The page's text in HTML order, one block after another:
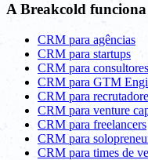
A Breakcold
CRM para agências
CRM para startups
CRM para consultores
CRM para GTM
CRM para
CRM para venture
CRM para freelancers
CRM para
CRM para times de